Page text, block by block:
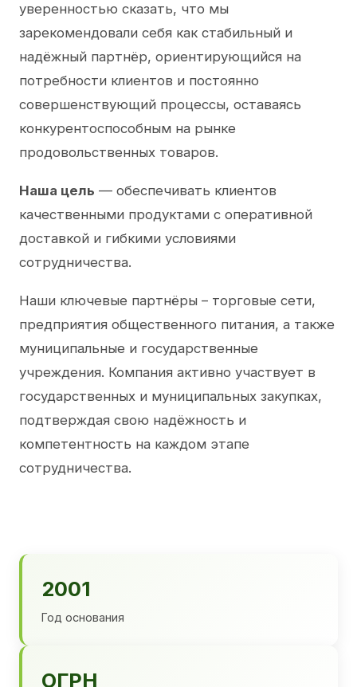
уверенностью сказать, что мы
зарекомендовали себя как стабильный и
надёжный партнёр, ориентирующийся на
потребности клиентов и постоянно
совершенствующий процессы, оставаясь
конкурентоспособным на рынке
продовольственных товаров.
Наша цель — обеспечивать клиентов
качественными продуктами с оперативной
доставкой и гибкими условиями
сотрудничества.
Наши ключевые партнёры – торговые сети,
предприятия общественного питания, а также
муниципальные и государственные
учреждения. Компания активно участвует в
государственных и муниципальных закупках,
подтверждая свою надёжность и
компетентность на каждом этапе
сотрудничества.
2001
Год основания
ОГРН